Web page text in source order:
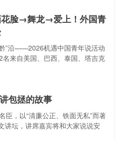
花脸→舞龙→爱上！外国青
”沿——2026机遇中国青年说活动
来自美国、巴西、泰国、塔吉克
包拯的故事
臣，以“清廉公正、铁面无私”而著
讲坛，讲席嘉宾将和大家说说安